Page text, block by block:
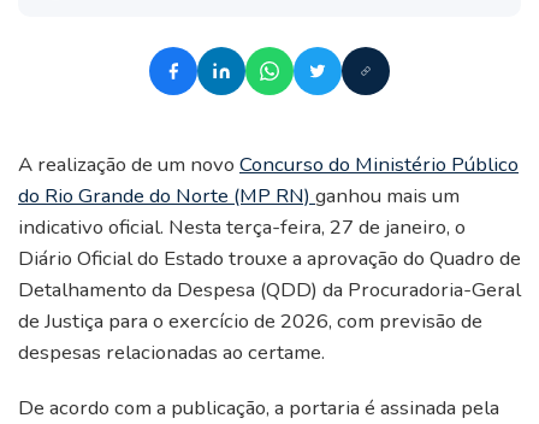
A realização de um novo Concurso do Ministério Público
do Rio Grande do Norte (MP RN) ganhou mais um
indicativo oficial. Nesta terça-feira, 27 de janeiro, o
Diário Oficial do Estado trouxe a aprovação do Quadro de
Detalhamento da Despesa (QDD) da Procuradoria-Geral
de Justiça para o exercício de 2026, com previsão de
despesas relacionadas ao certame.
De acordo com a publicação, a portaria é assinada pela